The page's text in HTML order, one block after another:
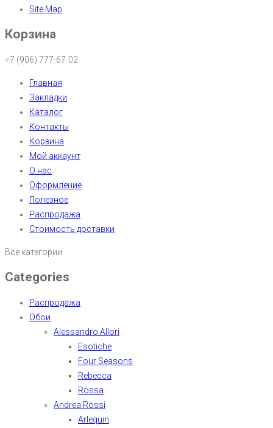
Site Map
Корзина
+7 (906) 777-67-02
Главная
Закладки
Каталог
Контакты
Корзина
Мой аккаунт
О нас
Оформление
Полезное
Распродажа
Стоимость доставки
Все категории
Categories
Распродажа
Обои
Alessandro Allori
Esotiche
Four Seasons
Rebecca
Rossa
Andrea Rossi
Arlequin